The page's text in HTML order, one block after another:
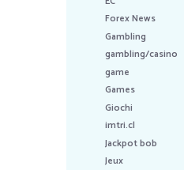
Forex News
Gambling
gambling/casino
game
Games
Giochi
imtri.cl
Jackpot bob
Jeux